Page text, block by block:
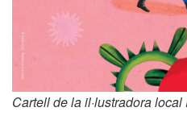
Cartell de la il·lustradora